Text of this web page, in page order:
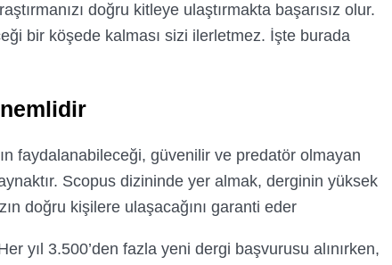
doğru kitleye ulaştırmakta başarısız olur.
bir köşede kalması sizi ilerletmez. İşte burada
faydalanabileceği, güvenilir ve predatör olmayan
Scopus dizininde yer almak, derginin yüksek
doğru kişilere ulaşacağını garanti eder.
yıl 3.500’den fazla yeni dergi başvurusu alınırken,